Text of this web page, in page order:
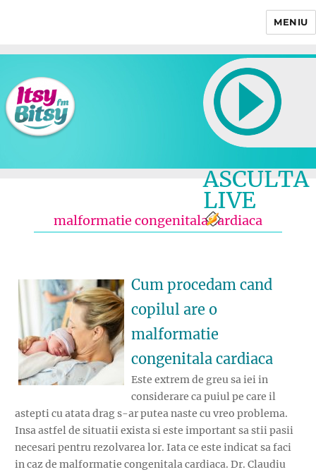
MENIU
ASCULTA
LIVE
malformatie congenitala cardiaca
Cum procedam cand
copilul are o
malformatie
congenitala cardiaca
Este extrem de greu sa iei in
considerare ca puiul pe care il
astepti cu atata drag s-ar putea naste cu vreo problema.
Insa astfel de situatii exista si este important sa stii pasii
necesari pentru rezolvarea lor. Iata ce este indicat sa faci
in caz de malformatie congenitala cardiaca. Dr. Claudiu